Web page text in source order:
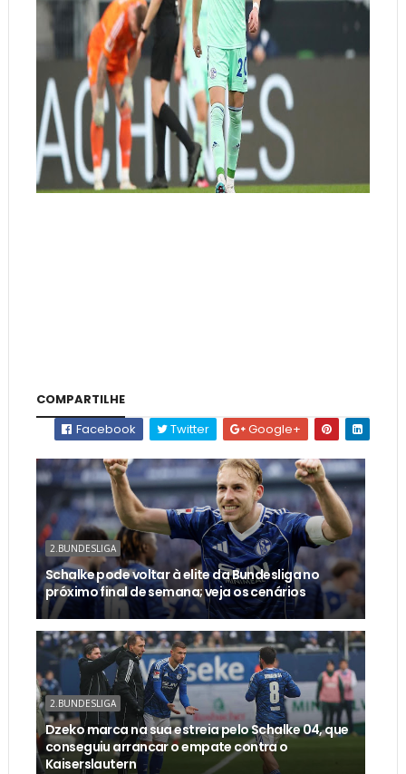
COMPARTILHE
Facebook
Twitter Google+
2.BUNDESLIGA
Schalke pode voltar à elite da Bundesliga no
próximo final de semana; veja os cenários
2.BUNDESLIGA
Dzeko marca na sua estreia pelo Schalke 04, que
conseguiu arrancar o empate contra o
Kaiserslautern